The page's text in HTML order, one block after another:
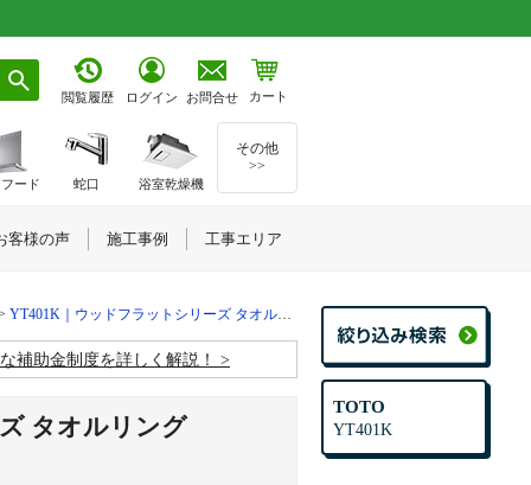
TOTO
YT401K
閲覧履歴 ログイン お問合せ カート
YT401K｜ウッドフラットシリーズ タオルリング
補助金制度を詳しく解説！
タオルリング
ード 蛇口 浴室乾燥機
その他
>>
客様の声 施工事例 工事エリア